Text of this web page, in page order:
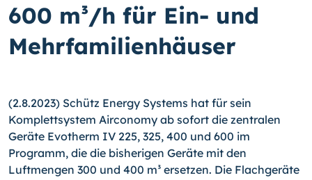
600 m³/h für Ein- und
Mehrfamilienhäuser
(2.8.2023) Schütz Energy Systems hat für sein
Komplettsystem Airconomy ab sofort die zentralen
Geräte Evotherm IV 225, 325, 400 und 600 im
Programm, die die bisherigen Geräte mit den
Luftmengen 300 und 400 m³ ersetzen. Die Flachgeräte